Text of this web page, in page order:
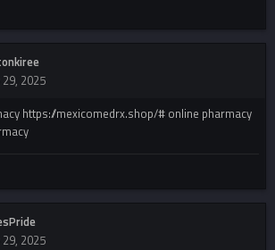
29, 2025
https://mexicomedrx.shop/# online pharmacy
29, 2025